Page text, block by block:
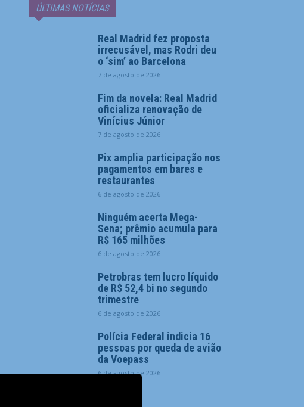
ÚLTIMAS NOTÍCIAS
Real Madrid fez proposta
irrecusável, mas Rodri deu
o ‘sim’ ao Barcelona
7 de agosto de 2026
Fim da novela: Real Madrid
oficializa renovação de
Vinícius Júnior
7 de agosto de 2026
Pix amplia participação nos
pagamentos em bares e
restaurantes
6 de agosto de 2026
Ninguém acerta Mega-
Sena; prêmio acumula para
R$ 165 milhões
6 de agosto de 2026
Petrobras tem lucro líquido
de R$ 52,4 bi no segundo
trimestre
6 de agosto de 2026
Polícia Federal indicia 16
pessoas por queda de avião
da Voepass
6 de agosto de 2026